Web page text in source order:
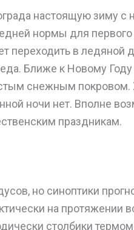
настоящую зиму с
нормы для
переходить в ледяной
Ближе к Новому
снежным покровом.
ночи нет. Вполне
праздникам.
но синоптики
на протяжении
столбики